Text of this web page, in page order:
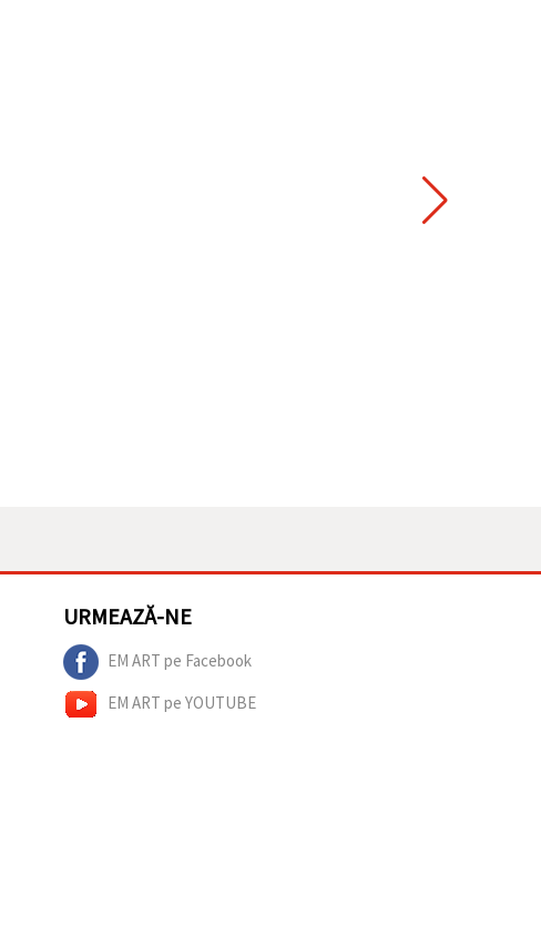
URMEAZĂ-NE
EM ART pe Facebook
EM ART pe YOUTUBE